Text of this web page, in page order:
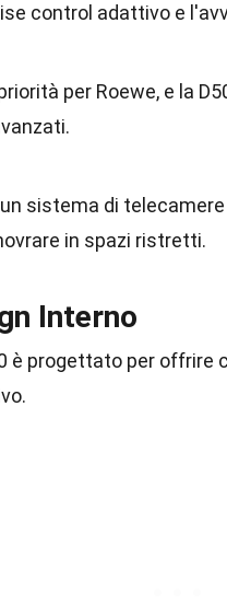
control adattivo e
per Roewe, e la
sistema di
in spazi ristretti.
Interno
è progettato per